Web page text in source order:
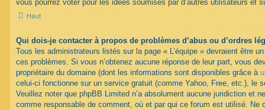
vous pourrez voter pour les idées soumises par d’autres utilisateurs et
Haut
Qui dois-je contacter à propos de problèmes d’abus ou d’ordres
Tous les administrateurs listés sur la page « L’équipe » devraient être
ces problèmes. Si vous n’obtenez aucune réponse de leur part, vous
propriétaire du domaine (dont les informations sont disponibles grâce à
celui-ci fonctionne sur un service gratuit (comme Yahoo, Free, etc.), le
Veuillez noter que phpBB Limited n’a absolument aucune juridiction et
comme responsable de comment, où et par qui ce forum est utilisé. Ne